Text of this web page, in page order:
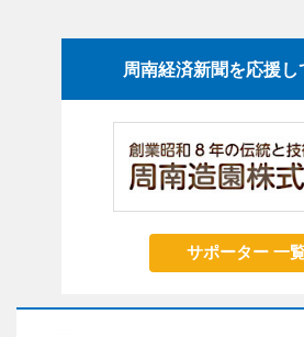
周南経済新聞を応援
サポーター 一